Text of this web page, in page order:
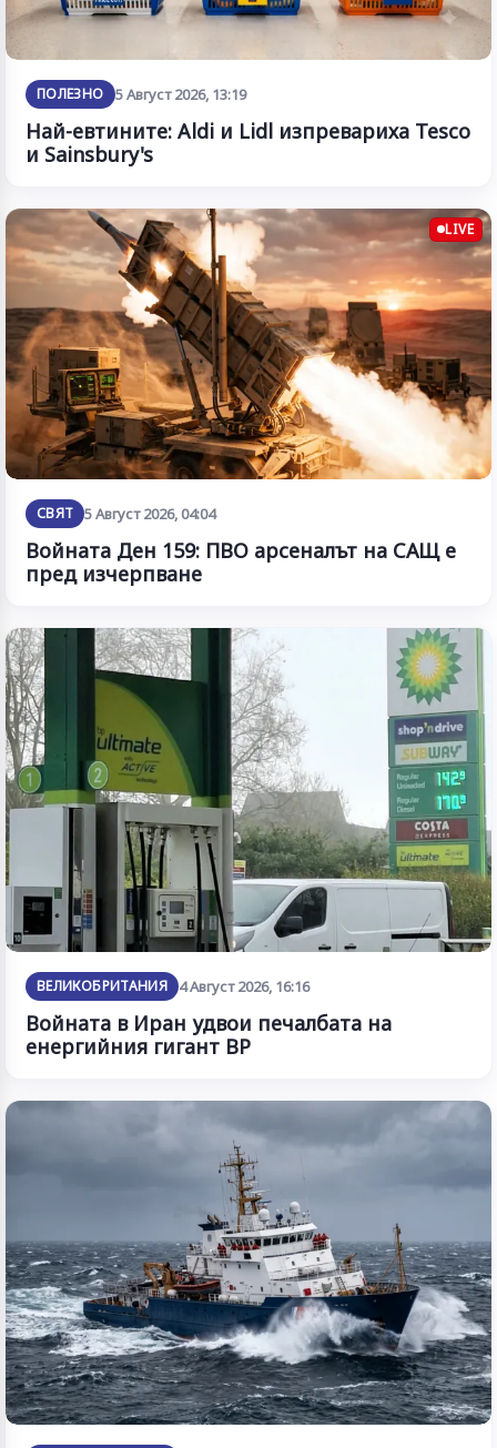
ПОЛЕЗНО 5 Август 2026, 13:19
Най-евтините: Aldi и Lidl изпревариха Tesco
и Sainsbury's
LIVE
СВЯТ 5 Август 2026, 04:04
Войната Ден 159: ПВО арсеналът на САЩ е
пред изчерпване
ВЕЛИКОБРИТАНИЯ 4 Август 2026, 16:16
Войната в Иран удвои печалбата на
енергийния гигант BP